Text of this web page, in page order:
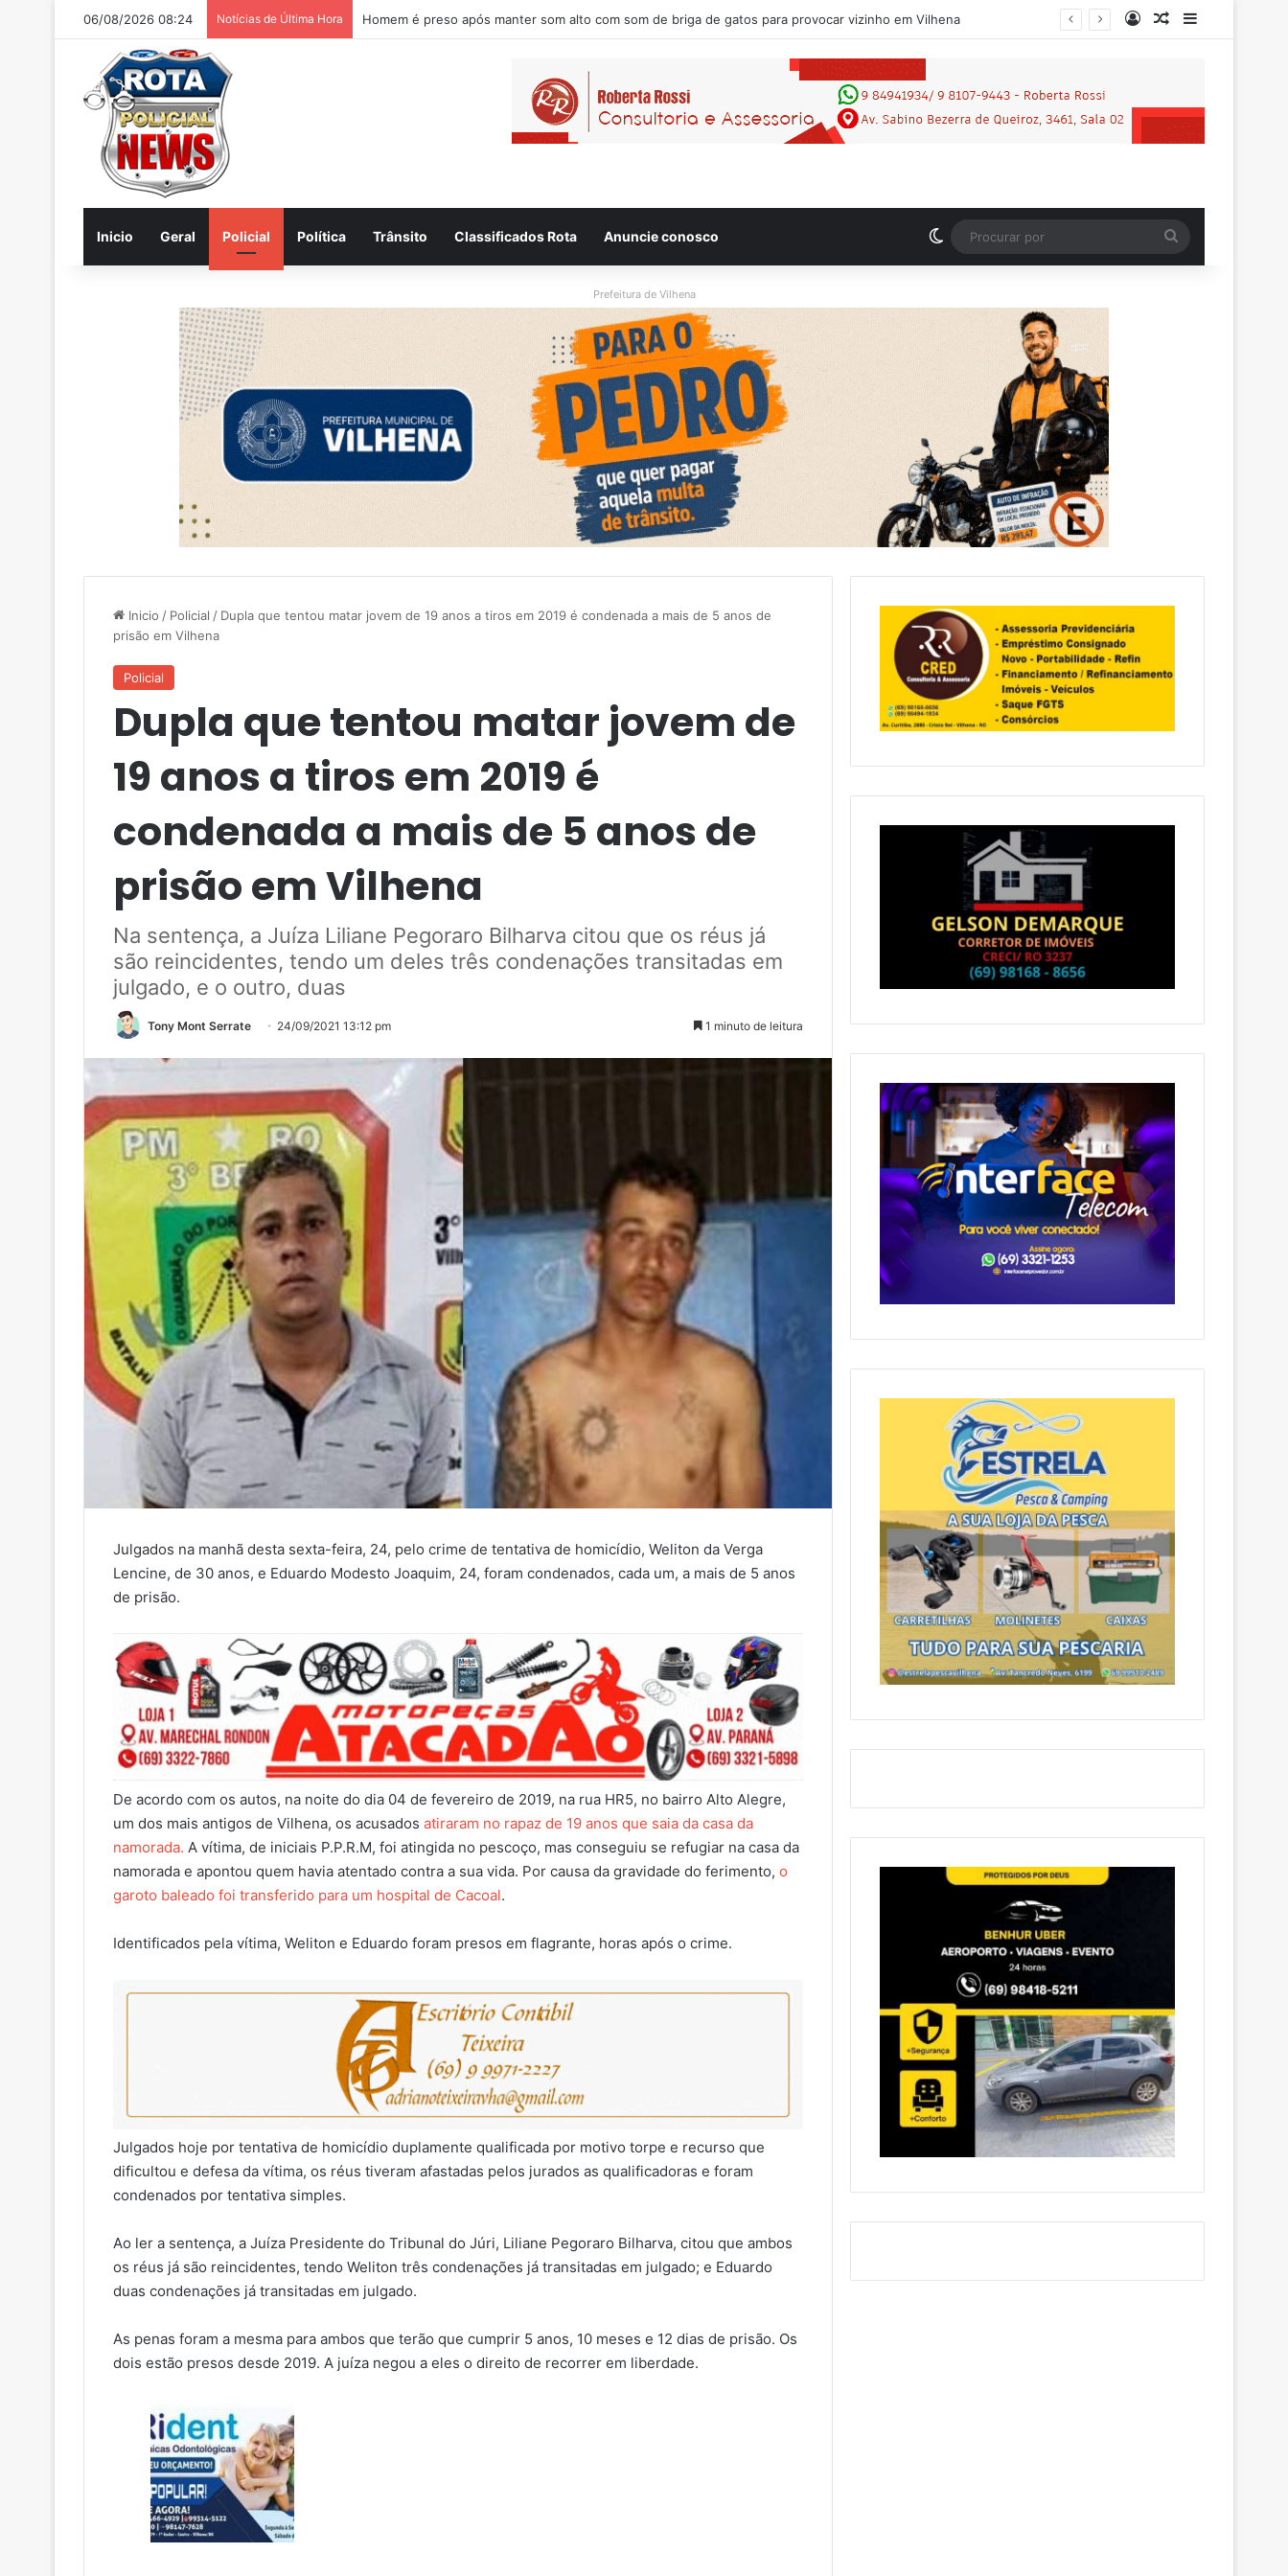
06/08/2026 08:24 Notícias de Última Hora EntrarArtigo aleatório
Inicio Geral Policial Política Trânsito Classificados Rota Anuncie conosco Switch skin
por
Prefeitura de Vilhena
Inicio / Policial / Dupla que tentou matar jovem de 19 anos a tiros em 2019 é condenada a mais de 5 anos de
prisão em Vilhena
Policial
Dupla que tentou matar jovem de
19 anos a tiros em 2019 é
condenada a mais de 5 anos de
prisão em Vilhena
Na sentença, a Juíza Liliane Pegoraro Bilharva citou que os réus já
são reincidentes, tendo um deles três condenações transitadas em
julgado, e o outro, duas
Tony Mont Serrate 24/09/2021 13:12 pm 1 minuto de leitura
Julgados na manhã desta sexta-feira, 24, pelo crime de tentativa de homicídio, Weliton da Verga
Lencine, de 30 anos, e Eduardo Modesto Joaquim, 24, foram condenados, cada um, a mais de 5 anos
de prisão.
De acordo com os autos, na noite do dia 04 de fevereiro de 2019, na rua HR5, no bairro Alto Alegre,
um dos mais antigos de Vilhena, os acusados atiraram no rapaz de 19 anos que saia da casa da
namorada. A vítima, de iniciais P.P.R.M, foi atingida no pescoço, mas conseguiu se refugiar na casa da
namorada e apontou quem havia atentado contra a sua vida. Por causa da gravidade do ferimento, o
garoto baleado foi transferido para um hospital de Cacoal.
Identificados pela vítima, Weliton e Eduardo foram presos em flagrante, horas após o crime.
Julgados hoje por tentativa de homicídio duplamente qualificada por motivo torpe e recurso que
dificultou e defesa da vítima, os réus tiveram afastadas pelos jurados as qualificadoras e foram
condenados por tentativa simples.
Ao ler a sentença, a Juíza Presidente do Tribunal do Júri, Liliane Pegoraro Bilharva, citou que ambos
os réus já são reincidentes, tendo Weliton três condenações já transitadas em julgado; e Eduardo
duas condenações já transitadas em julgado.
As penas foram a mesma para ambos que terão que cumprir 5 anos, 10 meses e 12 dias de prisão. Os
dois estão presos desde 2019. A juíza negou a eles o direito de recorrer em liberdade.